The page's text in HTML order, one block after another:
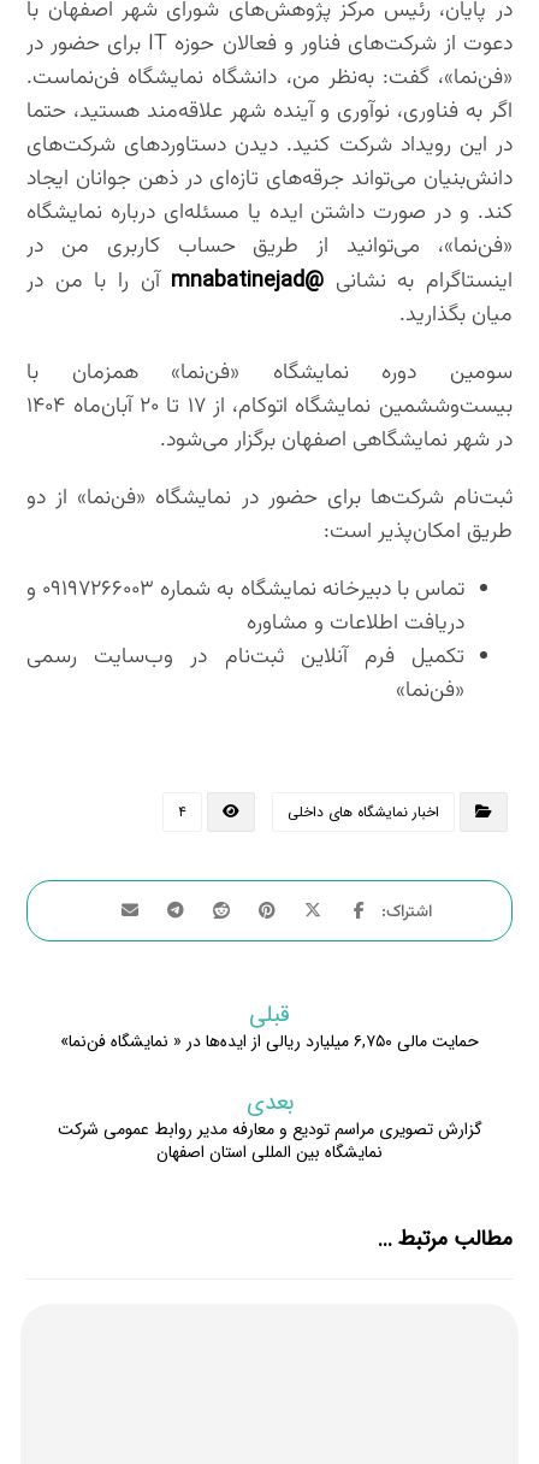
در پایان، رئیس مرکز پژوهش‌های شورای شهر اصفهان با
دعوت از شرکت‌های فناور و فعالان حوزه IT برای حضور در
«فن‌نما»، گفت: به‌نظر من، دانشگاه نمایشگاه فن‌نماست.
اگر به فناوری، نوآوری و آینده شهر علاقه‌مند هستید، حتما
در این رویداد شرکت کنید. دیدن دستاوردهای شرکت‌های
دانش‌بنیان می‌تواند جرقه‌های تازه‌ای در ذهن جوانان ایجاد
کند. و در صورت داشتن ایده یا مسئله‌ای درباره نمایشگاه
«فن‌نما»، می‌توانید از طریق حساب کاربری من در
اینستاگرام به نشانی @mnabatinejad
آن را با من در
میان بگذارید.
سومین دوره نمایشگاه «فن‌نما» همزمان با
بیست‌وششمین نمایشگاه اتوکام، از ۱۷ تا ۲۰ آبان‌ماه ۱۴۰۴
در شهر نمایشگاهی اصفهان برگزار می‌شود.
ثبت‌نام شرکت‌ها برای حضور در نمایشگاه «فن‌نما» از دو
طریق امکان‌پذیر است:
تماس با دبیرخانه نمایشگاه به شماره ۰۹۱۹۷۲۶۶۰۰۳ و
دریافت اطلاعات و مشاوره
تکمیل فرم آنلاین ثبت‌نام در وب‌سایت رسمی
«فن‌نما»
اخبار نمایشگاه های داخلی ۴
قبلی
حمایت مالی ۶,۷۵۰ میلیارد ریالی از ایده‌ها در « نمایشگاه فن‌نما»
بعدی
گزارش تصویری مراسم تودیع و معارفه مدیر روابط عمومی شرکت
نمایشگاه بین المللی استان اصفهان
مطالب مرتبط ...